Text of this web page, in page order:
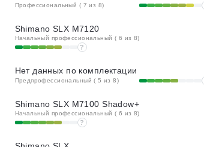
Профессиональный ( 7 из 8)
Shimano SLX M7120
Начальный профессиональный ( 6 из 8)
?
Нет данных по комплектации
Предпрофессиональный ( 5 из 8)
Shimano SLX M7100 Shadow+
Начальный профессиональный ( 6 из 8)
?